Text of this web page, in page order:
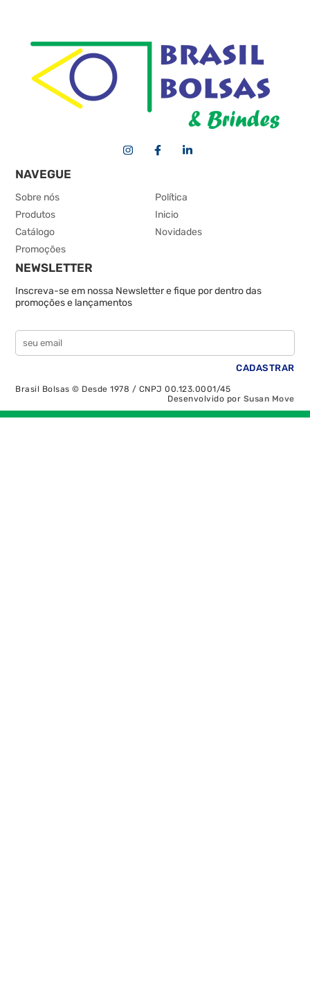
NAVEGUE
Sobre nós
Política
Produtos
Inicio
Catálogo
Novidades
Promoções
NEWSLETTER
Inscreva-se em nossa Newsletter e fique por dentro das
promoções e lançamentos
Brasil Bolsas © Desde 1978 / CNPJ 00.123.0001/45
Desenvolvido por Susan Move